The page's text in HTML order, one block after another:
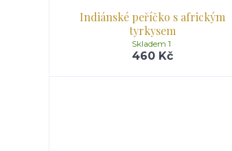
Indiánské peříčko s africkým
tyrkysem
460 Kč
Skladem 1